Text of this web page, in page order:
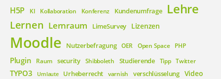
H5P KI Kollaboration Konferenz Kundenumfrage Lehre
Lernen Lernraum LimeSurvey Lizenzen
Moodle Nutzerbefragung OER Open Space PHP
Plugin Raum security Shibboleth Studierende Tipp Twitter
TYPO3 Umlaute Urheberrecht varnish verschlüsselung Video